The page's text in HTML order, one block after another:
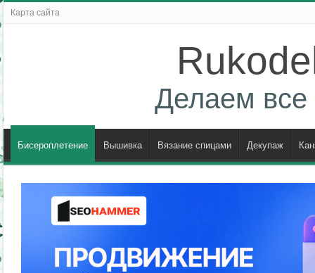
Карта сайта
Делаем все
Бисероплетение Вышивка Вязание спицами Декупаж